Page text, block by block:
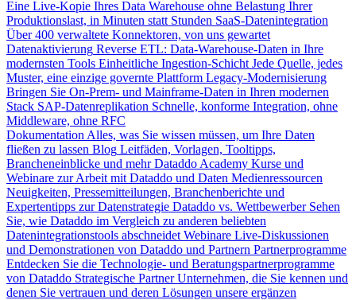
Eine Live-Kopie Ihres Data Warehouse ohne Belastung Ihrer
Produktionslast, in Minuten statt Stunden SaaS-Datenintegration
Über 400 verwaltete Konnektoren, von uns gewartet
Datenaktivierung Reverse ETL: Data-Warehouse-Daten in Ihre
modernsten Tools Einheitliche Ingestion-Schicht Jede Quelle, jedes
Muster, eine einzige governte Plattform Legacy-Modernisierung
Bringen Sie On-Prem- und Mainframe-Daten in Ihren modernen
Stack SAP-Datenreplikation Schnelle, konforme Integration, ohne
Middleware, ohne RFC
Dokumentation Alles, was Sie wissen müssen, um Ihre Daten
fließen zu lassen Blog Leitfäden, Vorlagen, Tooltipps,
Brancheneinblicke und mehr Dataddo Academy Kurse und
Webinare zur Arbeit mit Dataddo und Daten Medienressourcen
Neuigkeiten, Pressemitteilungen, Branchenberichte und
Expertentipps zur Datenstrategie Dataddo vs. Wettbewerber Sehen
Sie, wie Dataddo im Vergleich zu anderen beliebten
Datenintegrationstools abschneidet Webinare Live-Diskussionen
und Demonstrationen von Dataddo und Partnern Partnerprogramme
Entdecken Sie die Technologie- und Beratungspartnerprogramme
von Dataddo Strategische Partner Unternehmen, die Sie kennen und
denen Sie vertrauen und deren Lösungen unsere ergänzen